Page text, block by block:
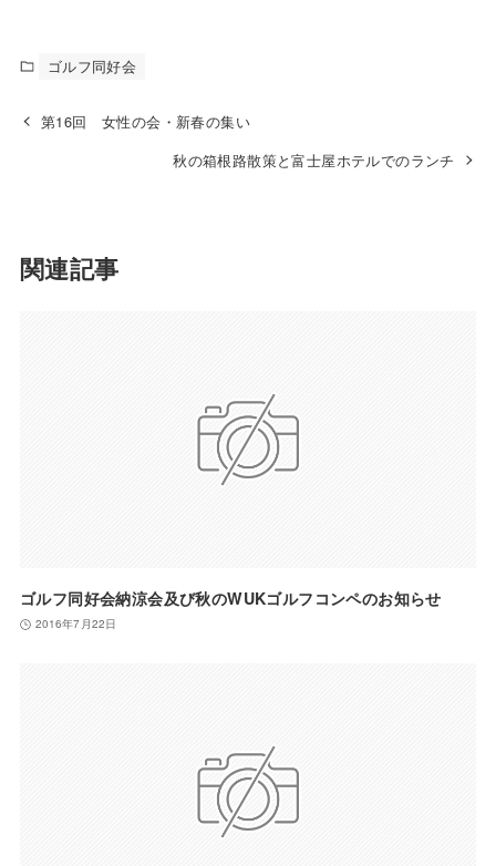
ゴルフ同好会
第16回 女性の会・新春の集い
秋の箱根路散策と富士屋ホテルでのランチ
関連記事
ゴルフ同好会納涼会及び秋のWUKゴルフコンペのお知らせ
2016年7月22日